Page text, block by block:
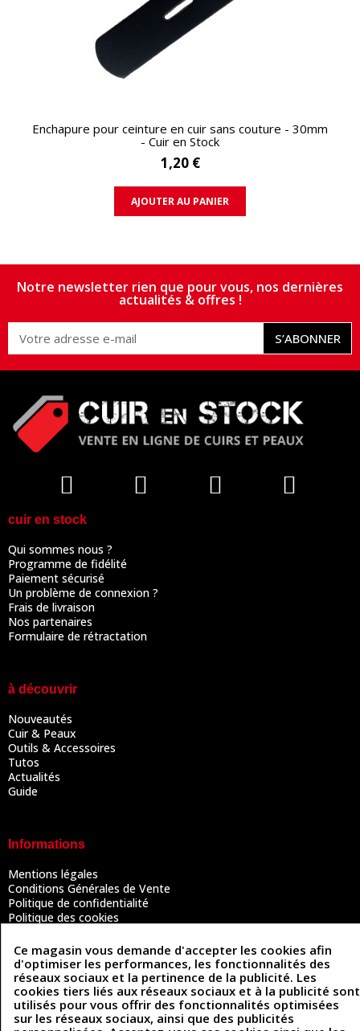
APERÇU RAPIDE
Enchapure pour ceinture en cuir sans couture - 30mm
- Cuir en Stock
1,20 €
AJOUTER AU PANIER
Notre newsletter rien que pour vous, nos dernières
actualités & offres !
S’ABONNER
cuir en stock
Qui sommes nous ?
Programme de fidélité
Paiement sécurisé
Un problème de connexion ?
Frais de livraison
Nos partenaires
Formulaire de rétractation
à découvrir
Nouveautés
Cuir & Peaux
Outils & Accessoires
Tutos
Actualités
Guide
Informations
Mentions légales
Conditions Générales de Vente
Politique de confidentialité
Politique des cookies
Coordonnées
493 Chemin de Catougnac
05 63 34 51 88
Ce magasin vous demande d'accepter les cookies afin
d'optimiser les performances, les fonctionnalités des
réseaux sociaux et la pertinence de la publicité. Les
cookies tiers liés aux réseaux sociaux et à la publicité sont
utilisés pour vous offrir des fonctionnalités optimisées
sur les réseaux sociaux, ainsi que des publicités